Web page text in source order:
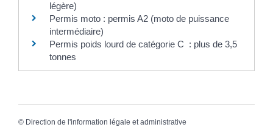
légère)
Permis moto : permis A2 (moto de puissance
intermédiaire)
Permis poids lourd de catégorie C : plus de 3,5
tonnes
© Direction de l'information légale et administrative